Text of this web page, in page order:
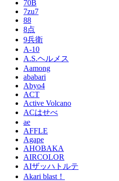
70B
7zu7
88
8点
9兵衛
A-10
A.S.ヘルメス
Aamong
ababari
Abyo4
ACT
Active Volcano
ACはせべ
ae
AFFLE
Agape
AHOBAKA
AIRCOLOR
AIザッハトルテ
Akari blast！